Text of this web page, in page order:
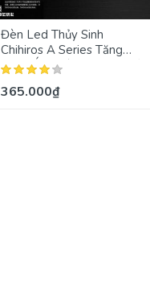
Đèn Led Thủy Sinh
Chihiros A Series Tăng
Giảm Ánh Sáng Với 14 Cấp
365.000₫